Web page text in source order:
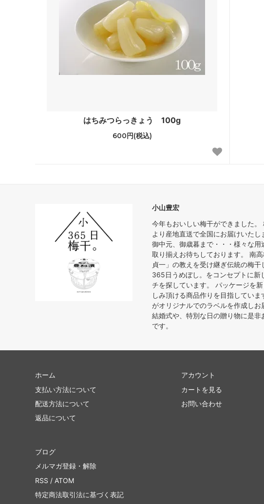
はちみつらっきょう 100g
600円(税込)
小山豊宏
今年もおいしい梅干ができました。
より産地直送で全国にお届けいたし
御中元、御歳暮まで・・・様々な用
取り揃えお待ちしております。 南
貞一」の教えを受け継ぎ伝統の梅干
365日うめぼし。をコンセプトに新
チを探しています。 パッケージを
しみ頂ける商品作りを目指してい
がオリジナルでのラベルを作成しお
結婚式や、特別な日の贈り物に是非
です。
ホーム
支払い方法について
配送方法について
返品について
アカウント
カートを見る
お問い合わせ
ブログ
メルマガ登録・解除
RSS / ATOM
特定商法取引法に基づく表記